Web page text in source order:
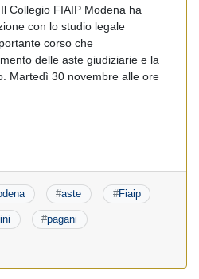
Collegio FIAIP Modena ha
con lo studio legale
corso che
delle aste giudiziarie e la
Martedì 30 novembre alle ore
#aste #Fiaip
#pagani